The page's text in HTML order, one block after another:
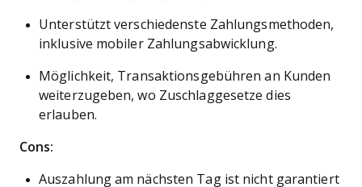
Unterstützt verschiedenste Zahlungsmethoden,
inklusive mobiler Zahlungsabwicklung.
Möglichkeit, Transaktionsgebühren an Kunden
weiterzugeben, wo Zuschlaggesetze dies
erlauben.
Cons:
Auszahlung am nächsten Tag ist nicht garantiert